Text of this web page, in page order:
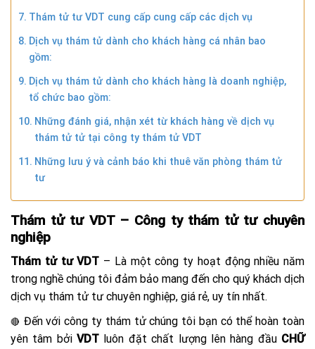
Thám tử tư VDT cung cấp cung cấp các dịch vụ
Dịch vụ thám tử dành cho khách hàng cá nhân bao
gồm:
Dịch vụ thám tử dành cho khách hàng là doanh nghiệp,
tổ chức bao gồm:
Những đánh giá, nhận xét từ khách hàng về dịch vụ
thám tử tử tại công ty thám tử VDT
Những lưu ý và cảnh báo khi thuê văn phòng thám tử
tư
Thám tử tư VDT – Công ty thám tử tư chuyên
nghiệp
Thám tử tư VDT – Là một công ty hoạt động nhiều năm
trong nghề chúng tôi đảm bảo mang đến cho quý khách dịch
dịch vụ thám tử tư chuyên nghiệp, giá rẻ, uy tín nhất.
🔴 Đến với công ty thám tử chúng tôi bạn có thể hoàn toàn
yên tâm bởiVDT luôn đặt chất lượng lên hàng đầu CHỮ